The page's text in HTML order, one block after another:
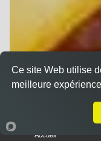
Accueil
Ce site Web utilise
meilleure